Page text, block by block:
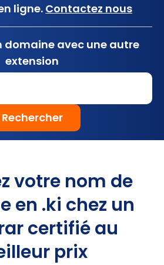
ligne. Contactez nous
domaine avec une autre
extension
Rechercher
votre nom de
en .ki chez un
certifié au
prix